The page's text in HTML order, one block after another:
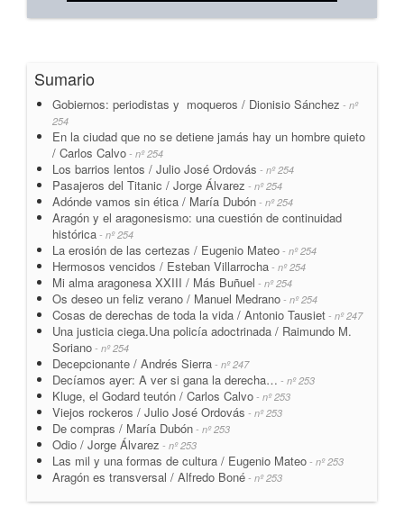
Sumario
Gobiernos: periodistas y moqueros / Dionisio Sánchez - nº
254
En la ciudad que no se detiene jamás hay un hombre quieto
/ Carlos Calvo - nº 254
Los barrios lentos / Julio José Ordovás - nº 254
Pasajeros del Titanic / Jorge Álvarez - nº 254
Adónde vamos sin ética / María Dubón - nº 254
Aragón y el aragonesismo: una cuestión de continuidad
histórica - nº 254
La erosión de las certezas / Eugenio Mateo - nº 254
Hermosos vencidos / Esteban Villarrocha - nº 254
Mi alma aragonesa XXIII / Más Buñuel - nº 254
Os deseo un feliz verano / Manuel Medrano - nº 254
Cosas de derechas de toda la vida / Antonio Tausiet - nº 247
Una justicia ciega.Una policía adoctrinada / Raimundo M.
Soriano - nº 254
Decepcionante / Andrés Sierra - nº 247
Decíamos ayer: A ver si gana la derecha… - nº 253
Kluge, el Godard teutón / Carlos Calvo - nº 253
Viejos rockeros / Julio José Ordovás - nº 253
De compras / María Dubón - nº 253
Odio / Jorge Álvarez - nº 253
Las mil y una formas de cultura / Eugenio Mateo - nº 253
Aragón es transversal / Alfredo Boné - nº 253